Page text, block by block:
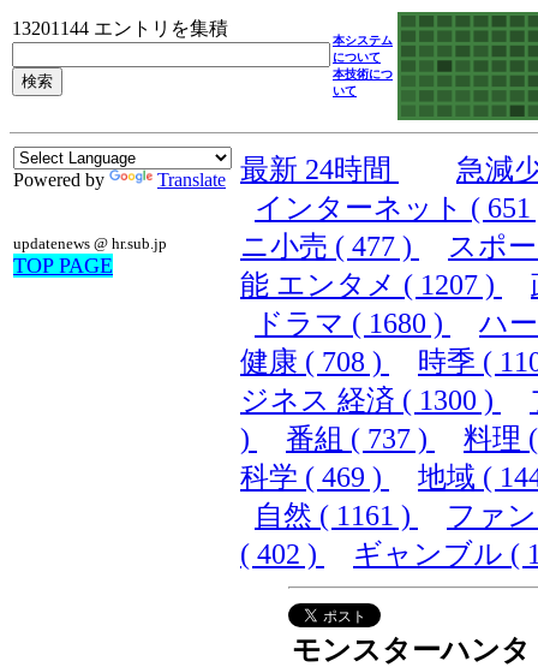
13201144 エントリを集積
本システム
について
本技術につ
いて
Powered by Translate
updatenews @ hr.sub.jp
TOP PAGE
最新 24時間
急減
インターネット (
ニ小売 ( 477 )
スポ
能 エンタメ ( 1207 )
ドラマ ( 1680 )
ハ
健康 ( 708 )
時季 (
ジネス 経済 ( 1300 )
)
番組 ( 737 )
料理
科学 ( 469 )
地域 (
自然 ( 1161 )
ファ
( 402 )
ギャンブル (
モンスターハンタ